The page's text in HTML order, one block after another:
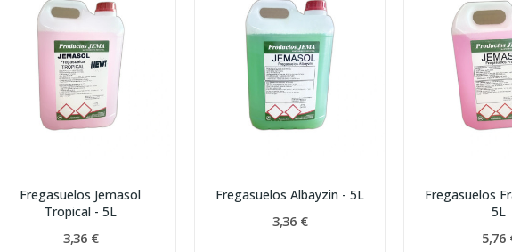
Fregasuelos Jemasol
Tropical - 5L
3,36 €
Fregasuelos Albayzin - 5L
3,36 €
Fregasuelos
5L
5,76